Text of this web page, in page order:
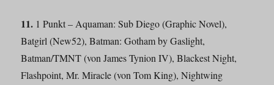
11. 1 Punkt – Aquaman: Sub Diego (Graphic Novel),
Batgirl (New52), Batman: Gotham by Gaslight,
Batman/TMNT (von James Tynion IV), Blackest Night,
Flashpoint, Mr. Miracle (von Tom King), Nightwing